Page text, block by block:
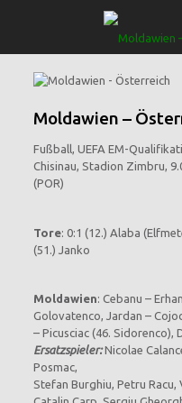
Moldawien –
Fußball, UEFA EM-
Chisinau, Stadion Zimbru,
(POR)
Tore: 0:1 (12.) Alaba
(51.) Janko
Moldawien: Cebanu –
Golovatenco, Jardan –
– Picusciac (46. Sidorenco),
Ersatzspieler:Nicolae
Posmac,
Stefan Burghiu, Petru Racu,